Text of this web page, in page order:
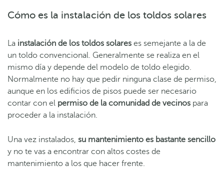
Cómo es la instalación de los toldos solares
La instalación de los toldos solares es semejante a la de
un toldo convencional. Generalmente se realiza en el
mismo día y depende del modelo de toldo elegido.
Normalmente no hay que pedir ninguna clase de permiso,
aunque en los edificios de pisos puede ser necesario
contar con el permiso de la comunidad de vecinos para
proceder a la instalación.
Una vez instalados, su mantenimiento es bastante sencillo
y no te vas a encontrar con altos costes de
mantenimiento a los que hacer frente.